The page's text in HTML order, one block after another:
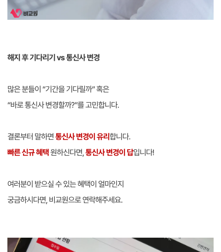
해지 후 기다리기 vs 통신사 변경
많은 분들이 “기간을 기다릴까” 혹은
“바로 통신사 변경할까?”를 고민합니다.
결론부터 말하면 통신사 변경이 유리합니다.
빠른 신규 혜택원하신다면,통신사 변경이 답입니다!
여러분이 받으실 수 있는 혜택이 얼마인지
궁금하시다면, 비교원으로 연락해주세요.